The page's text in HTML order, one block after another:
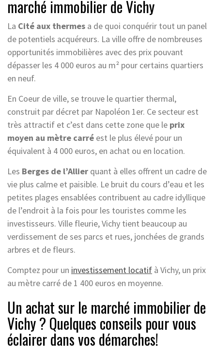
marché immobilier de Vichy
La Cité aux thermes a de quoi conquérir tout un panel
de potentiels acquéreurs. La ville offre de nombreuses
opportunités immobilières avec des prix pouvant
dépasser les 4 000 euros au m² pour certains quartiers
en neuf.
En Coeur de ville, se trouve le quartier thermal,
construit par décret par Napoléon 1er. Ce secteur est
très attractif et c’est dans cette zone que le prix
moyen au mètre carré est le plus élevé pour un
équivalent à 4 000 euros, en achat ou en location.
Les Berges de l’Allier quant à elles offrent un cadre de
vie plus calme et paisible. Le bruit du cours d’eau et les
petites plages ensablées contribuent au cadre idyllique
de l’endroit à la fois pour les touristes comme les
investisseurs. Ville fleurie, Vichy tient beaucoup au
verdissement de ses parcs et rues, jonchées de grands
arbres et de fleurs.
Comptez pour un investissement locatif à Vichy, un prix
au mètre carré de 1 400 euros en moyenne.
Un achat sur le marché immobilier de
Vichy ? Quelques conseils pour vous
éclairer dans vos démarches!